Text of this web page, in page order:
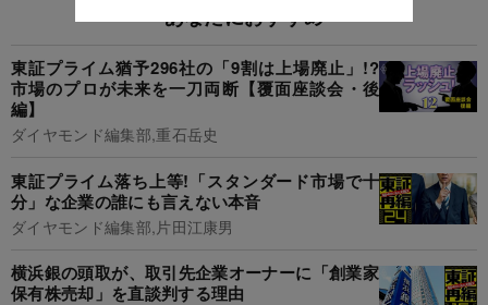
あなたにおすすめ
東証プライム猶予296社の「9割は上場廃止」!?
市場のプロが未来を一刀両断【覆面座談会・後
編】
ダイヤモンド編集部,重石岳史
東証プライム落ち上等!「スタンダード市場で十
分」な企業の誰にも言えない本音
ダイヤモンド編集部,片田江康男
横浜銀の頭取が、取引先企業オーナーに「創業家
保有株売却」を直談判する理由